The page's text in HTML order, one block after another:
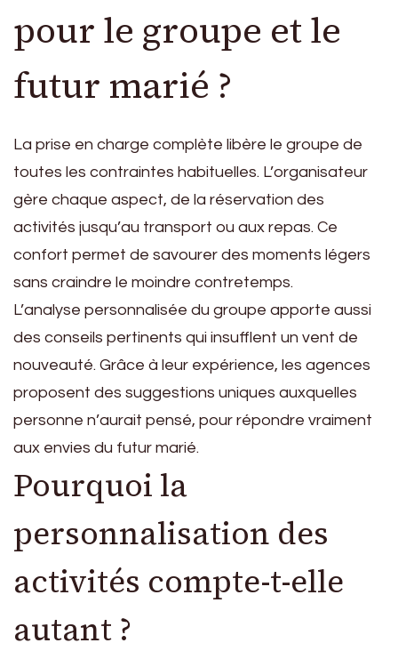
pour le groupe et le
futur marié ?
La prise en charge complète libère le groupe de
toutes les contraintes habituelles. L’organisateur
gère chaque aspect, de la réservation des
activités jusqu’au transport ou aux repas. Ce
confort permet de savourer des moments légers
sans craindre le moindre contretemps.
L’analyse personnalisée du groupe apporte aussi
des conseils pertinents qui insufflent un vent de
nouveauté. Grâce à leur expérience, les agences
proposent des suggestions uniques auxquelles
personne n’aurait pensé, pour répondre vraiment
aux envies du futur marié.
Pourquoi la
personnalisation des
activités compte-t-elle
autant ?